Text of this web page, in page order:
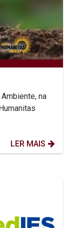
na
LER MAIS